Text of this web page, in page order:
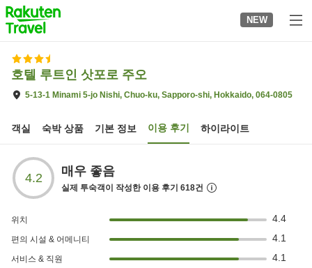
to
top
page
NEW
호텔 루트인 삿포로 주오
5-13-1 Minami 5-jo Nishi, Chuo-ku, Sapporo-shi, Hokkaido, 064-0805
객실 숙박 상품 기본 정보 이용 후기 하이라이트
4.2 매우 좋음
실제 투숙객이 작성한 이용 후기 618건
위치 4.4
편의 시설 & 어메니티 4.1
서비스 & 직원 4.1